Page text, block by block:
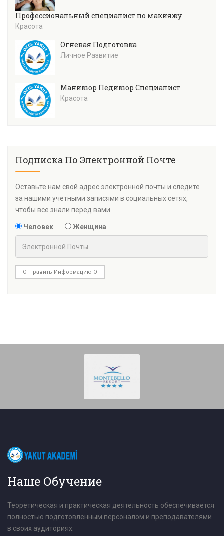
Профессиональный специалист по макияжу
Красота
Огневая Подготовка
Личное Развитие
Маникюр Педикюр Специалист
Красота
Подписка По Электронной Почте
Оставьте нам свой адрес электронной почты и следите
за нашими учетными записями в социальных сетях,
чтобы все знали перед вами.
Человек Женщина
Отправить Информацию О
Наше Обучение
Теоретическая и практическая деятельность обеспечивается
полностью подготовленным персоналом и преподавателями
в своих аудиториях.